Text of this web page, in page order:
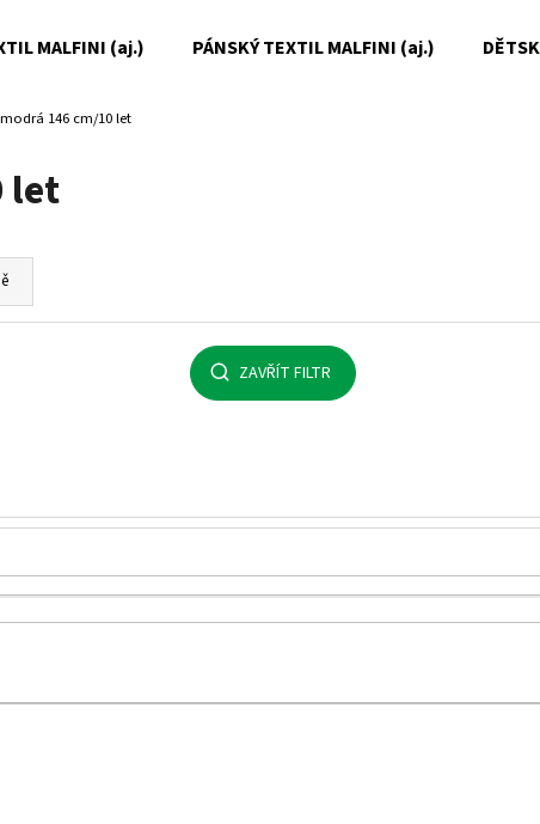
MALFINI (aj.) PÁNSKÝ TEXTIL MALFINI (aj.)
146 cm/10 let
let
ZAVŘÍT FILTR
Co potřebujete najít?
Doporučujeme
Kč
32 Kč